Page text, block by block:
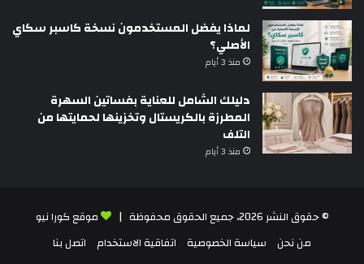
لماذا يفضل المستخدمون نسخة كاسبر سكاي
الأصلي؟
منذ 3 أيام
دليلك الشامل للعناية بفساتين السهرة
المطرزة بالكريستال وتخزينها لحمايتها من
التلف
منذ 3 أيام
© حقوق النشر 2026، جميع الحقوق محفوظة |
موقع كورا نيو
من نحن
سياسة الخصوصية اتفاقية الاستخدام اتصل بنا